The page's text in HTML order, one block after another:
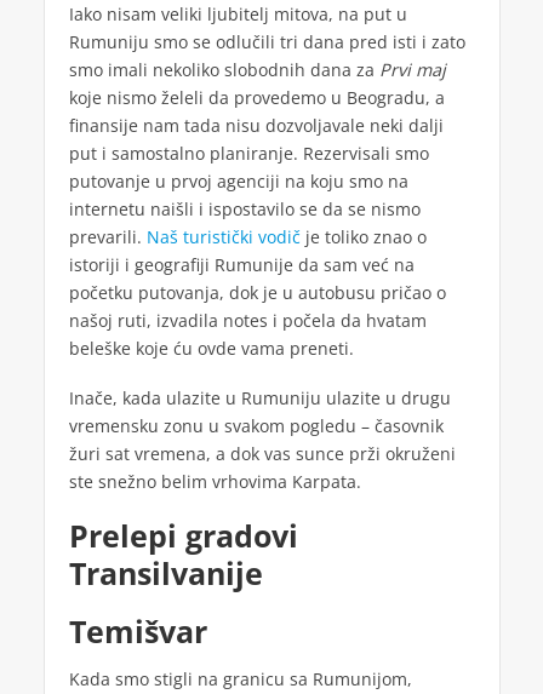
Iako nisam veliki ljubitelj mitova, na put u
Rumuniju smo se odlučili tri dana pred isti i zato
smo imali nekoliko slobodnih dana za Prvi maj
koje nismo želeli da provedemo u Beogradu, a
finansije nam tada nisu dozvoljavale neki dalji
put i samostalno planiranje. Rezervisali smo
putovanje u prvoj agenciji na koju smo na
internetu naišli i ispostavilo se da se nismo
prevarili. Naš turistički vodičje toliko znao o
istoriji i geografiji Rumunije da sam već na
početku putovanja, dok je u autobusu pričao o
našoj ruti, izvadila notes i počela da hvatam
beleške koje ću ovde vama preneti.
Inače, kada ulazite u Rumuniju ulazite u drugu
vremensku zonu u svakom pogledu – časovnik
žuri sat vremena, a dok vas sunce prži okruženi
ste snežno belim vrhovima Karpata.
Prelepi gradovi
Transilvanije
Temišvar
Kada smo stigli na granicu sa Rumunijom,